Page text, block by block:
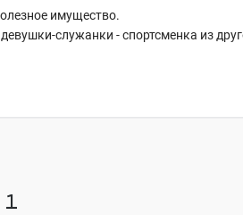
Глава 5
имущество.
служанки - спортсменка из
1